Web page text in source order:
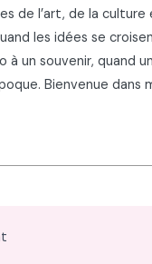
de l’art, de la culture
les idées se
à un souvenir, quand
Bienvenue dans